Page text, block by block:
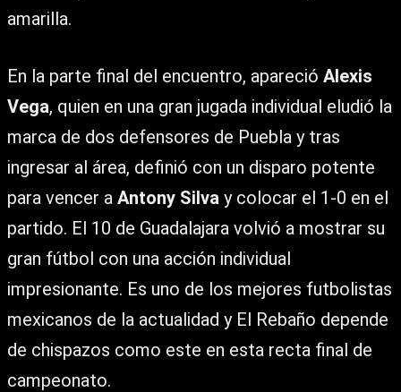
amarilla.
En la parte final del encuentro, apareció Alexis
Vega, quien en una gran jugada individual eludió la
marca de dos defensores de Puebla y tras
ingresar al área, definió con un disparo potente
para vencer a Antony Silva y colocar el 1-0 en el
partido. El 10 de Guadalajara volvió a mostrar su
gran fútbol con una acción individual
impresionante. Es uno de los mejores futbolistas
mexicanos de la actualidad y El Rebaño depende
de chispazos como este en esta recta final de
campeonato.